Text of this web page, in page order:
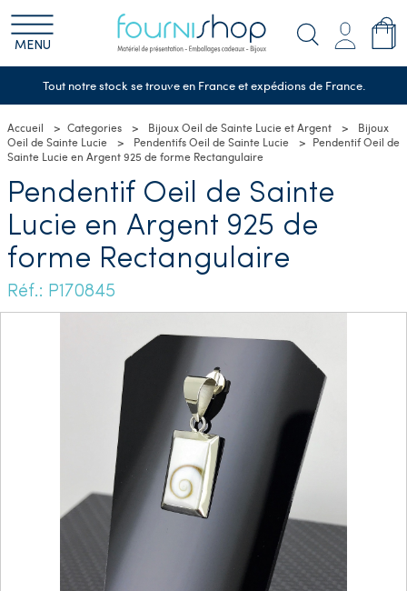
MENU
Tout notre stock se trouve en France et expédions de France.
Accueil Categories Bijoux Oeil de Sainte Lucie et Argent
Bijoux
Oeil de Sainte Lucie
Pendentifs Oeil de Sainte Lucie
Pendentif Oeil de
Sainte Lucie en Argent 925 de forme Rectangulaire
Pendentif Oeil de Sainte
Lucie en Argent 925 de
forme Rectangulaire
Réf.: P170845